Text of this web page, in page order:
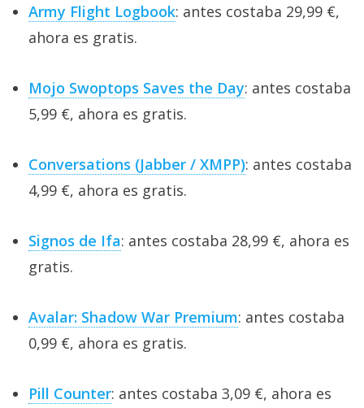
Army Flight Logbook: antes costaba 29,99 €,
ahora es gratis.
Mojo Swoptops Saves the Day: antes costaba
5,99 €, ahora es gratis.
Conversations (Jabber / XMPP): antes costaba
4,99 €, ahora es gratis.
Signos de Ifa: antes costaba 28,99 €, ahora es
gratis.
Avalar: Shadow War Premium: antes costaba
0,99 €, ahora es gratis.
Pill Counter: antes costaba 3,09 €, ahora es